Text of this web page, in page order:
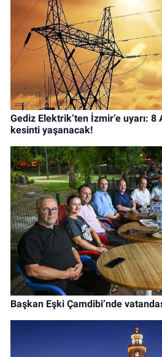
Gediz Elektrik’ten İzmir’e uyarı: 8
kesinti yaşanacak!
Başkan Eşki Çamdibi’nde